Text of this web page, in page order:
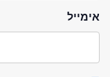
אימייל